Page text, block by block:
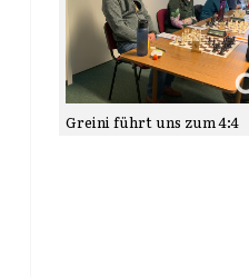
Greini führt uns zum 4:4